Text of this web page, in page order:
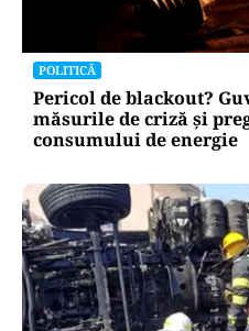
POLITICĂ
Pericol de blackout?
măsurile de criză și
consumului de energie